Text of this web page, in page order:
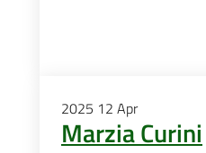
2025 12 Apr
Marzia Curini